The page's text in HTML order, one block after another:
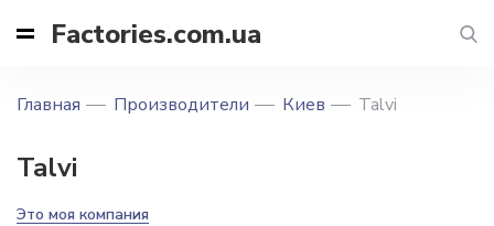
Factories.com.ua
Главная Производители Киев Talvi
Talvi
Это моя компания